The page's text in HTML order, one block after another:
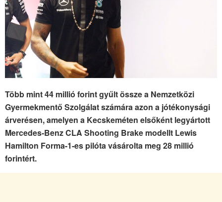
Több mint 44 millió forint gyűlt össze a Nemzetközi
Gyermekmentő Szolgálat számára azon a jótékonysági
árverésen, amelyen a Kecskeméten elsőként legyártott
Mercedes-Benz CLA Shooting Brake modellt Lewis
Hamilton Forma-1-es pilóta vásárolta meg 28 millió
forintért.